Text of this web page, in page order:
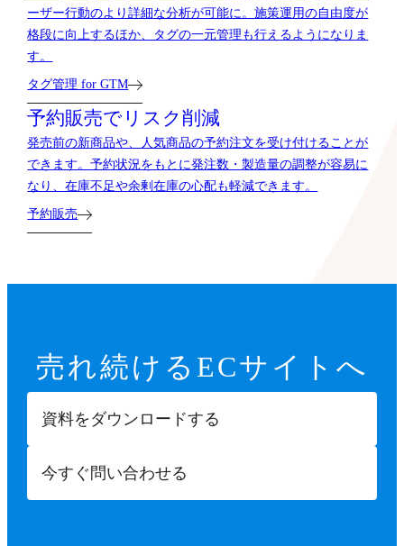
ーザー行動のより詳細な分析が可能に。施策運用の自由度が
格段に向上するほか、タグの一元管理も行えるようになりま
す。
タグ管理 for GTM
予約販売でリスク削減
発売前の新商品や、人気商品の予約注文を受け付けることが
できます。予約状況をもとに発注数・製造量の調整が容易に
なり、在庫不足や余剰在庫の心配も軽減できます。
予約販売
売れ続ける ECサイトへ
資料をダウンロードする
今すぐ問い合わせる